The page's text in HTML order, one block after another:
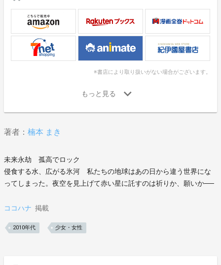
※書店により取り扱いがない場合がございます。
著者： 楠本 まき
未来永劫 孤高でロック
侵食する水、広がる氷河 私たちの地球はあの日から違う世界にな
ってしまった。夜空を見上げて赤い星に託すのは祈りか、願いか──
ココハナ 掲載
2010年代 少女・女性